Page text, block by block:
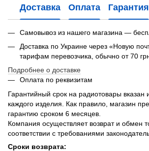
Доставка Оплата Гарантия
Самовывоз из нашего магазина —
Доставка по Украине через «Новую
тарифам перевозчика, обычно от 70
Подробнее о доставке
Оплата по реквизитам
Гарантийный срок на радиотовары вказан
каждого изделия. Как правило, магазин
гарантию сроком 6 месяцев.
Компания осуществляет возврат и обмен
соответствии с требованиями
Сроки возврата: